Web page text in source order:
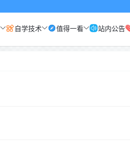
自学技术 值得一看 站内公告